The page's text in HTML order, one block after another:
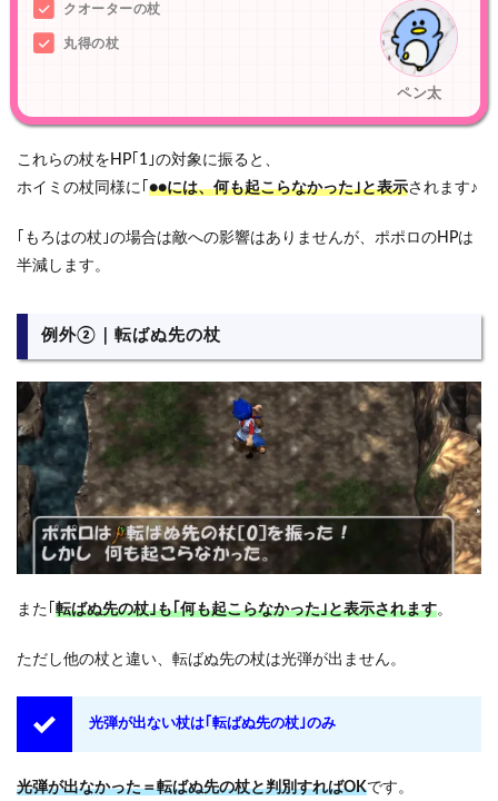
ペン太
クオーターの杖
丸得の杖
これらの杖をHP｢1｣の対象に振ると、
ホイミの杖同様に｢ ●●には、何も起こらなかった｣と表示されます♪
｢もろはの杖｣の場合は敵への影響はありませんが、ポポロのHPは
半減します。
例外②｜転ばぬ先の杖
また｢ 転ばぬ先の杖｣も｢何も起こらなかった｣と表示されます。
ただし他の杖と違い、転ばぬ先の杖は光弾が出ません。
光弾が出ない杖は｢転ばぬ先の杖｣のみ
光弾が出なかった＝転ばぬ先の杖と判別すればOKです。